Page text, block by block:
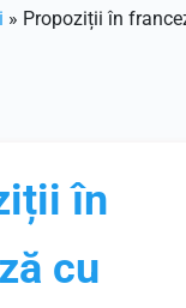
» Propoziții în
în
cu